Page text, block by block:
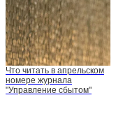
Что читать в апрельском
номере журнала
"Управление сбытом"